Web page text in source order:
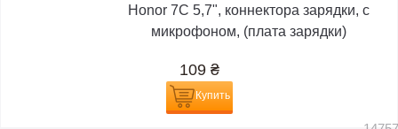
Honor 7C 5,7", коннектора зарядки, с
микрофоном, (плата зарядки)
109 ₴
Купить